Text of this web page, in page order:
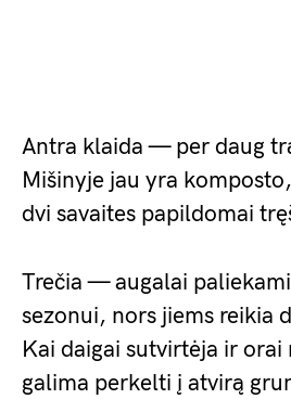
Antra klaida — per daug
Mišinyje jau yra
dvi savaites papildomai
Trečia — augalai
sezonui, nors jiems reikia
Kai daigai sutvirtėja ir orai
galima perkelti į atvirą